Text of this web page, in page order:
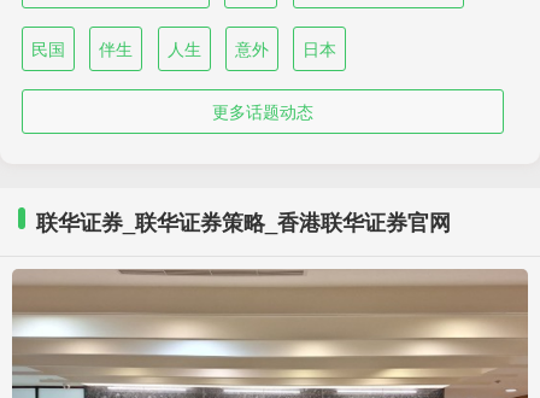
民国 伴生 人生 意外 日本
更多话题动态
联华证券_联华证券策略_香港联华证券官网